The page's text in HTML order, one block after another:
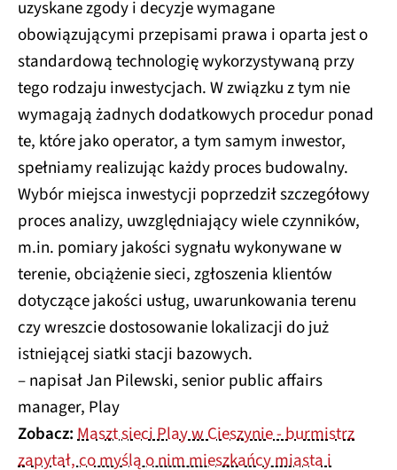
uzyskane zgody i decyzje wymagane
obowiązującymi przepisami prawa i oparta jest o
standardową technologię wykorzystywaną przy
tego rodzaju inwestycjach. W związku z tym nie
wymagają żadnych dodatkowych procedur ponad
te, które jako operator, a tym samym inwestor,
spełniamy realizując każdy proces budowalny.
Wybór miejsca inwestycji poprzedził szczegółowy
proces analizy, uwzględniający wiele czynników,
m.in. pomiary jakości sygnału wykonywane w
terenie, obciążenie sieci, zgłoszenia klientów
dotyczące jakości usług, uwarunkowania terenu
czy wreszcie dostosowanie lokalizacji do już
istniejącej siatki stacji bazowych.
– napisał Jan Pilewski, senior public affairs
manager, Play
Zobacz:Maszt sieci Play w Cieszynie - burmistrz
zapytał, co myślą o nim mieszkańcy miasta i